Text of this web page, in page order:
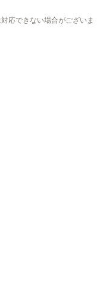
応できない場合がございま